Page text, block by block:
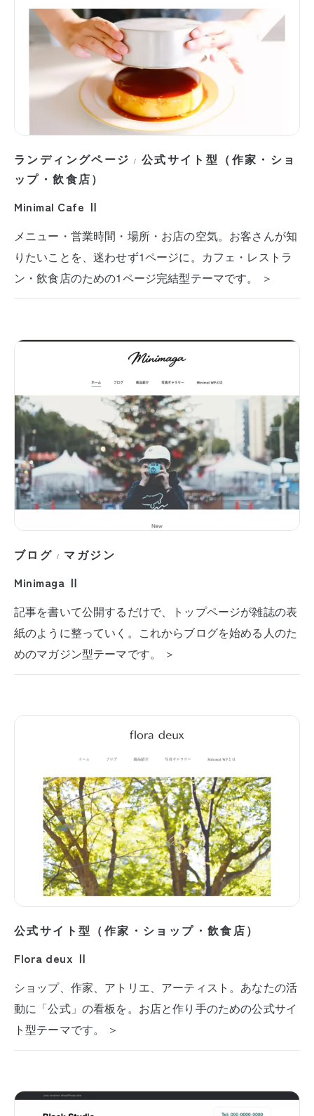
ランディングページ / 公式サイト型（作家・ショ
ップ・飲食店）
Minimal Cafe Ⅱ
メニュー・営業時間・場所・お店の空気。お客さんが知
りたいことを、迷わせず1ページに。カフェ・レストラ
ン・飲食店のための1ページ完結型テーマです。 ＞
ブログ / マガジン
Minimaga Ⅱ
記事を書いて公開するだけで、トップページが雑誌の表
紙のように整っていく。これからブログを始める人のた
めのマガジン型テーマです。 ＞
公式サイト型（作家・ショップ・飲食店）
Flora deux Ⅱ
ショップ、作家、アトリエ、アーティスト。あなたの活
動に「公式」の看板を。お店と作り手のための公式サイ
ト型テーマです。 ＞